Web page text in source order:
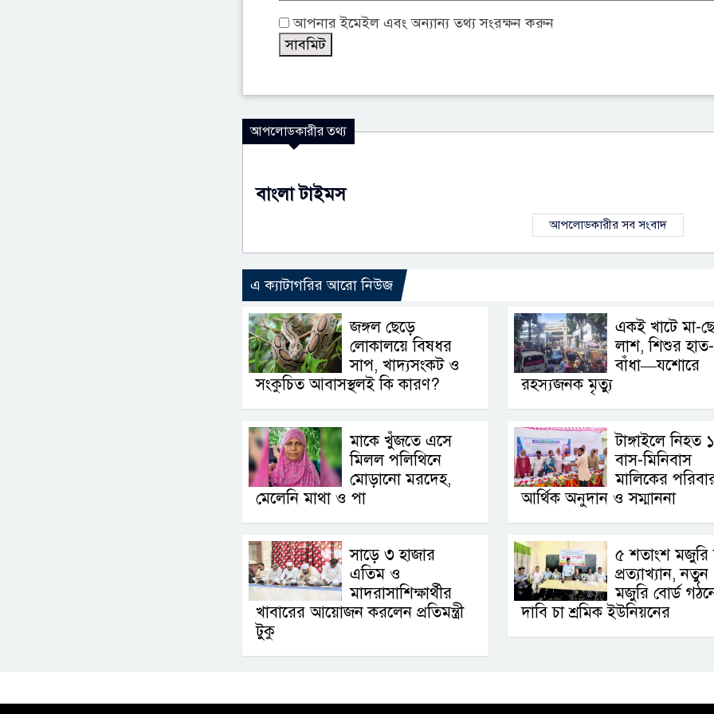
আপনার ইমেইল এবং অন্যান্য তথ্য সংরক্ষন করুন
আপলোডকারীর তথ্য
বাংলা টাইমস
আপলোডকারীর সব সংবাদ
এ ক্যাটাগরির আরো নিউজ
জঙ্গল ছেড়ে
লোকালয়ে বিষধর
সাপ, খাদ্যসংকট ও
সংকুচিত আবাসস্থলই কি কারণ?
একই খাটে মা-
লাশ, শিশুর
বাঁধা—যশোরে
রহস্যজনক মৃত্যু
মাকে খুঁজতে এসে
মিলল পলিথিনে
মোড়ানো মরদেহ,
মেলেনি মাথা ও পা
টাঙ্গাইলে নিহত
বাস-মিনিবাস
মালিকের
আর্থিক অনুদান ও সম্মাননা
সাড়ে ৩ হাজার
এতিম ও
মাদরাসাশিক্ষার্থীর
খাবারের আয়োজন করলেন প্রতিমন্ত্রী
টুকু
৫ শতাংশ মজুরি
প্রত্যাখ্যান, নতুন
মজুরি বোর্ড
দাবি চা শ্রমিক ইউনিয়নের